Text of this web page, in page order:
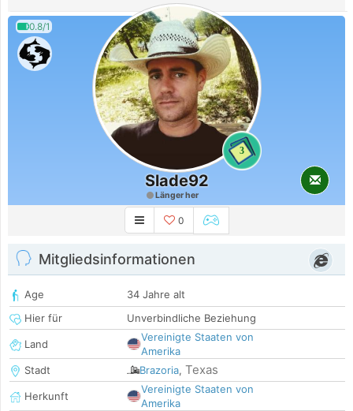
0.8/1
3
Slade92
Länger her
0
Mitgliedsinformationen
Age
34 Jahre alt
Hier für
Unverbindliche Beziehung
Land
Vereinigte Staaten von
Amerika
Stadt
Brazoria, Texas
Herkunft
Vereinigte Staaten von
Amerika